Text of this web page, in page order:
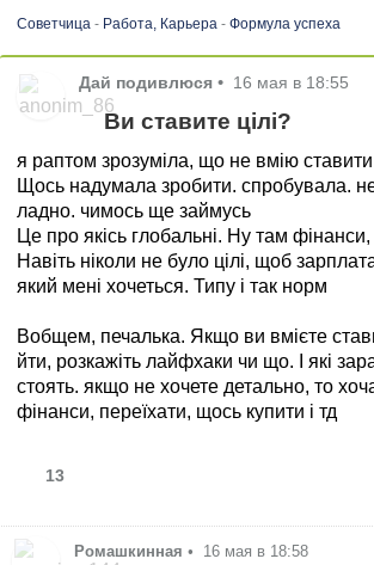
Советчица- Работа, Карьера- Формула успеха
Дай подивлюся • 16 мая в 18:55
Ви ставите цілі?
я раптом зрозуміла, що не вмію ставити
Щось надумала зробити. спробувала.
ладно. чимось ще займусь
Це про якісь глобальні. Ну там фінанси,
Навіть ніколи не було цілі, щоб
який мені хочеться. Типу і так норм
Вобщем, печалька. Якщо ви вмієте
йти, розкажіть лайфхаки чи що. І які
стоять. якщо не хочете детально, то
фінанси, переїхати, щось купити і тд
13
Ромашкинная • 16 мая в 18:58